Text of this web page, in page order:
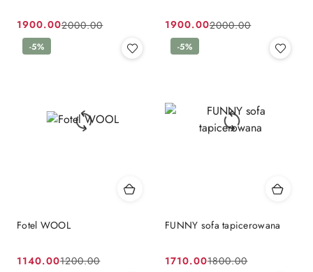
Cena
promocyjna:
1900.00
Cena
przed
2000.00
Cena
promocyjna:
1900.00
Cena
przed
2000.00
Fotel WOOL
Cena
1140.00
Cena
1200.00
-5%
FUNNY sofa tapicerowana
Cena
1710.00
Cena
1800.00
-5%